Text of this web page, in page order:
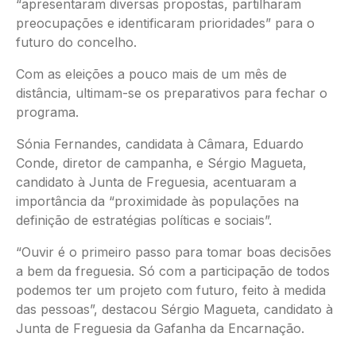
“apresentaram diversas propostas, partilharam
preocupações e identificaram prioridades” para o
futuro do concelho.
Com as eleições a pouco mais de um mês de
distância, ultimam-se os preparativos para fechar o
programa.
Sónia Fernandes, candidata à Câmara, Eduardo
Conde, diretor de campanha, e Sérgio Magueta,
candidato à Junta de Freguesia, acentuaram a
importância da “proximidade às populações na
definição de estratégias políticas e sociais”.
“Ouvir é o primeiro passo para tomar boas decisões
a bem da freguesia. Só com a participação de todos
podemos ter um projeto com futuro, feito à medida
das pessoas”, destacou Sérgio Magueta, candidato à
Junta de Freguesia da Gafanha da Encarnação.